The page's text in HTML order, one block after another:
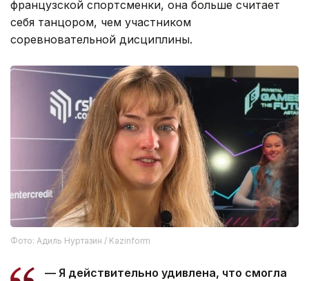
французской спортсменки, она больше считает
себя танцором, чем участником
соревновательной дисциплины.
Фото: Адиль Нуртазин / Kazinform
— Я действительно удивлена, что смогла